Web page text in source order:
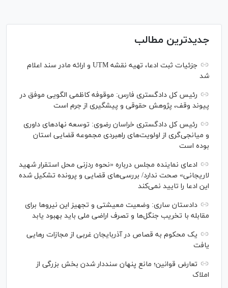
جدیدترین مطالب
جزئیات ثبت ادعا، تهیه نقشه UTM و ارائه مادر سند اعلام
شد
رئیس کل دادگستری فارس: موقوفه کاظمی الگویی موفق در
پیوند وقف، پژوهش حقوقی و پیشگیری از جرم است
رئیس کل دادگستری خراسان رضوی: توسعه نهاد‌های داوری
و میانجی‌گری از اولویت‌های راهبردی مجموعه قضایی استان
بوده است
ادعای نماینده مجلس درباره «نحوه ردزنی محل استقرار شهید
لاریجانی» صحت ندارد/ بررسی‌های قضایی و پرونده تشکیل شده
این ادعا را تایید نمی‌کند
دادستان ساری: وضعیت معیشتی و تجهیز این نیرو‌ها برای
مقابله با تخریب جنگل‌ها و تصرف اراضی ملی باید بهبود یابد
یک محکوم به قصاص در آذربایجان‌ غربی از مجازات رهایی
یافت
تعارض قوانین؛ مانع پنهان سنددار شدن بخش بزرگی از
املاک